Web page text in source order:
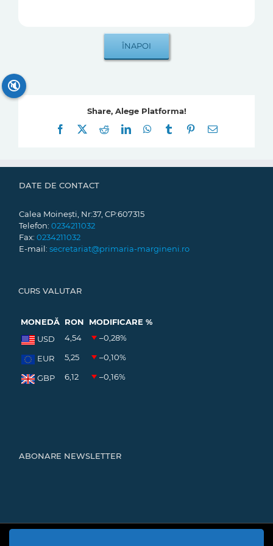
Share, Alege Platforma!
Facebook
RedditLinkedInWhatsApp
Tumblr Pinterest
E-
DATE DE CONTACT
Calea Moinești, Nr:37, CP:607315
Telefon: 0234211032
Fax: 0234211032
E-mail: secretariat@primaria-margineni.ro
CURS VALUTAR
MONEDĂ RON
MODIFICARE %
USD
4,54 –0,28%
EUR 5,25 –0,10%
GBP 6,12 –0,16%
ABONARE NEWSLETTER
🔇